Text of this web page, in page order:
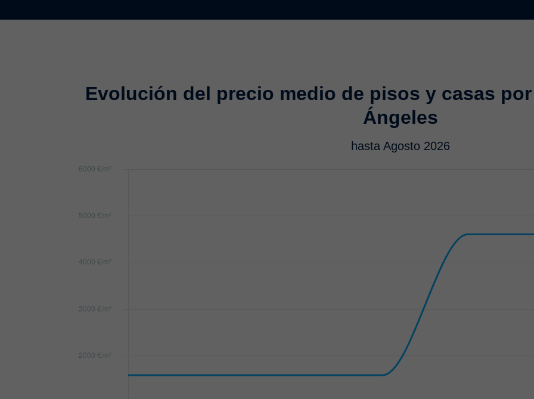
Evolución del precio medio de pisos y casas
Ángeles
hasta Agosto 2026